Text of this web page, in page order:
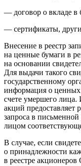
— договор о вкладе в
— сертификаты,
Внесение в реестр
на ценные бумаги в
на основании
Для выдачи такого
государственному
информация о
счете умершего
акций предоставляет
запроса в
лицом
В случае, если
о принадлежности
в реестре